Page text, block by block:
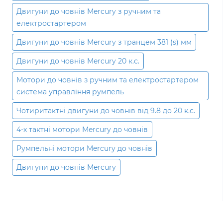
Двигуни до човнів Mercury з ручним та
електростартером
Двигуни до човнів Mercury з транцем 381 (s) мм
Двигуни до човнів Mercury 20 к.с.
Мотори до човнів з ручним та електростартером
система управління румпель
Чотиритактні двигуни до човнів від 9.8 до 20 к.с.
4-х тактні мотори Mercury до човнів
Румпельні мотори Mercury до човнів
Двигуни до човнів Mercury